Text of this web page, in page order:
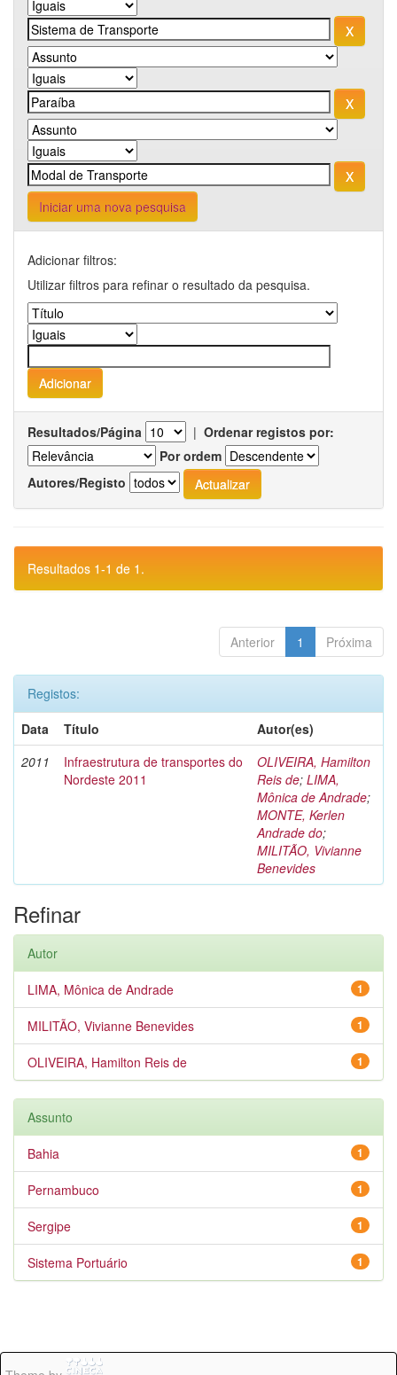
Iniciar uma nova pesquisa
Adicionar filtros:
Utilizar filtros para refinar o resultado da pesquisa.
Resultados/Página | Ordenar registos por:
Por ordem
Autores/Registo
Resultados 1-1 de 1.
Anterior 1 Próxima
Registos:
Data
Título
Autor(es)
2011
Infraestrutura de transportes do
Nordeste 2011
OLIVEIRA, Hamilton
Reis de; LIMA,
Mônica de Andrade;
MONTE, Kerlen
Andrade do;
MILITÃO, Vivianne
Benevides
Refinar
Autor
1
LIMA, Mônica de Andrade
1
MILITÃO, Vivianne Benevides
1
OLIVEIRA, Hamilton Reis de
Assunto
1
Bahia
1
Pernambuco
1
Sergipe
1
Sistema Portuário